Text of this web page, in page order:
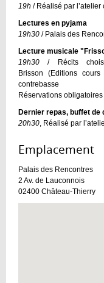
19h / Réalisé par
Lectures en pyjama
19h30 / Palais des
Lecture musicale
19h30 / Récits
Brisson (Editions
contrebasse
Réservations obligatoires
Dernier repas, buffet de
20h30 , Réalisé par
Emplacement :
Palais des Rencontres
2 Av. de Lauconnois
02400 Château-Thierry